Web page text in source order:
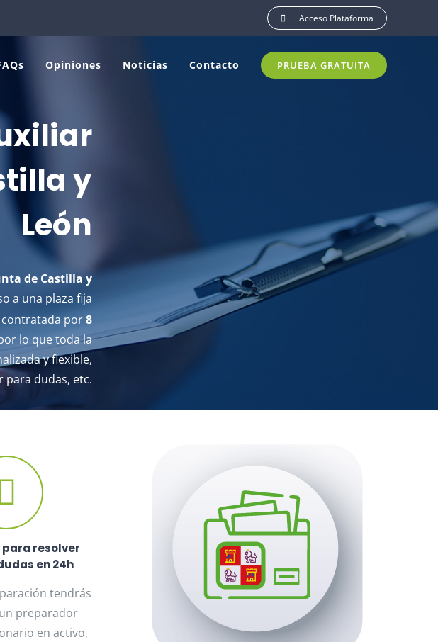
Acceso Plataforma
Opiniones Noticias Contacto PRUEBA GRATUITA
Junta de Castilla
Junta de Castilla y León
y
León
de Castilla y
a una plaza fija
contratada por8
lo que toda la
y flexible,
dudas, etc.
resolver
en 24h
tendrás
preparador
en activo,